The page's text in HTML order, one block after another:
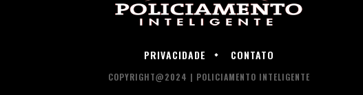
PRIVACIDADE CONTATO
COPYRIGHT@2024 | POLICIAMENTO INTELIGENTE